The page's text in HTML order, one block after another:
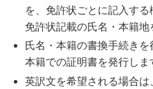
を、免許状ごとに記入す
免許状記載の氏名・本籍地
氏名・本籍の書換手続き
本籍での証明書を発行しま
英訳文を希望される場合